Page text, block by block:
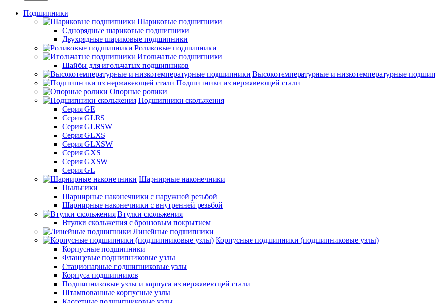
Подшипники
Шариковые подшипники
Однорядные шариковые подшипники
Двухрядные шариковые подшипники
Роликовые подшипники
Игольчатые подшипники
Шайбы для игольчатых подшипников
Высокотемпературные и низкотемпературные
Подшипники из нержавеющей стали
Опорные ролики
Подшипники скольжения
Серия GE
Серия GLRS
Серия GLRSW
Серия GLXS
Серия GLXSW
Серия GXS
Серия GXSW
Серия GL
Шарнирные наконечники
Пыльники
Шарнирные наконечники с наружной резьбой
Шарнирные наконечники с внутренней резьбой
Втулки скольжения
Втулки скольжения с бронзовым покрытием
Линейные подшипники
Корпусные подшипники (подшипниковые узлы)
Корпусные подшипники
Фланцевые подшипниковые узлы
Стационарные подшипниковые узлы
Корпуса подшипников
Подшипниковые узлы и корпуса из нержавеющей стали
Штампованные корпусные узлы
Кассетные подшипниковые узлы